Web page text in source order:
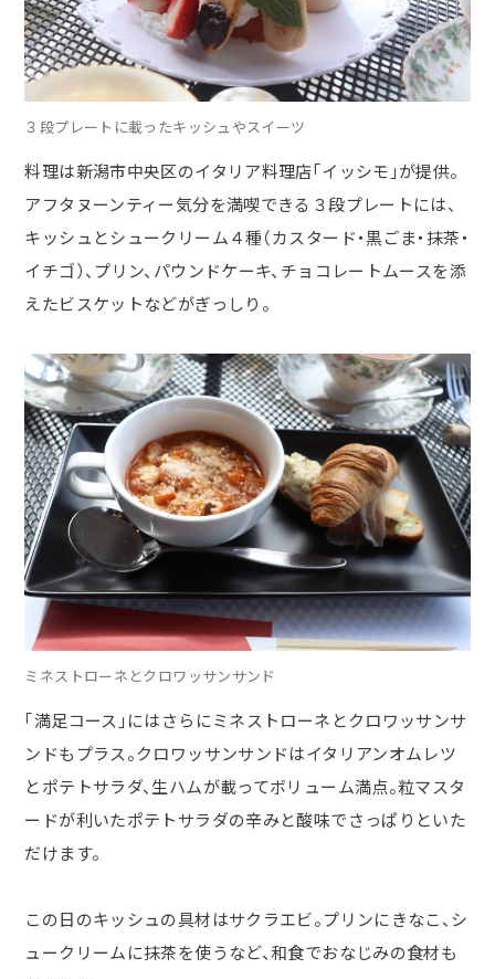
３段プレートに載ったキッシュやスイーツ
料理は新潟市中央区のイタリア料理店「イッシモ」が提供。
アフタヌーンティー気分を満喫できる３段プレートには、
キッシュとシュークリーム４種（カスタード・黒ごま・抹茶・
イチゴ）、プリン、パウンドケーキ、チョコレートムースを添
えたビスケットなどがぎっしり。
ミネストローネとクロワッサンサンド
「満足コース」にはさらにミネストローネとクロワッサンサ
ンドもプラス。クロワッサンサンドはイタリアンオムレツ
とポテトサラダ、生ハムが載ってボリューム満点。粒マスタ
ードが利いたポテトサラダの辛みと酸味でさっぱりといた
だけます。
この日のキッシュの具材はサクラエビ。プリンにきなこ、シ
ュークリームに抹茶を使うなど、和食でおなじみの食材も